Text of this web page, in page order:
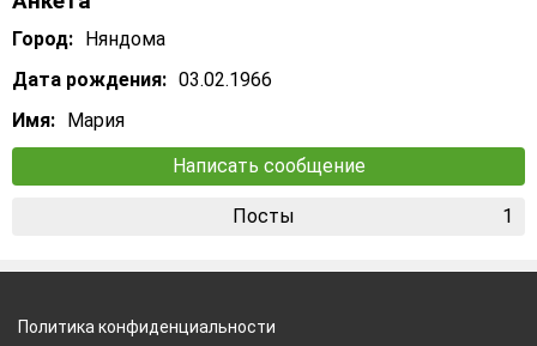
Город: Няндома
Дата рождения: 03.02.1966
Имя: Мария
Написать сообщение
Посты 1
Политика конфиденциальности